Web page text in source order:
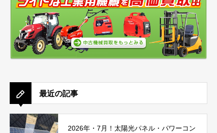
最近の記事
2026年・7月！太陽光パネル・パワーコン